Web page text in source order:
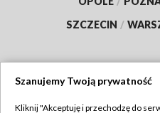
SZCZECIN /
Szanujemy Twoją prywatność
Kliknij "Akceptuję i przechodzę do